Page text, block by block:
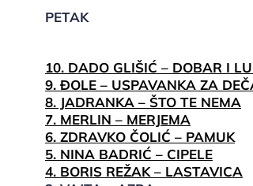
PETAK
10. DADO GLIŠIĆ – DOBAR I
9. ĐOLE – USPAVANKA ZA
8. JADRANKA – ŠTO TE NEMA
7. MERLIN – MERJEMA
6. ZDRAVKO ČOLIĆ – PAMUK
5. NINA BADRIĆ – CIPELE
4. BORIS REŽAK – LASTAVICA